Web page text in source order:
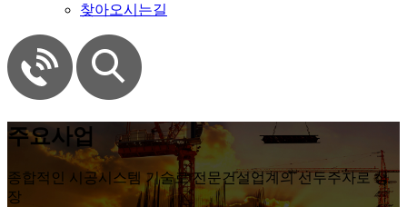
찾아오시는길
주요사업
종합적인 시공시스템 기술로 전문건설업계의 선두주자로 성
장